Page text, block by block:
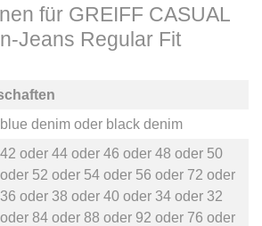
für GREIFF CASUAL
Jeans Regular Fit
blue denimoder black denim
42 oder 44oder 46 oder 48 oder 50
oder 52 oder 54oder 56 oder 72 oder
36 oder 38 oder 40oder 34oder 32
oder 84oder 88 oder 92 oder 76 oder